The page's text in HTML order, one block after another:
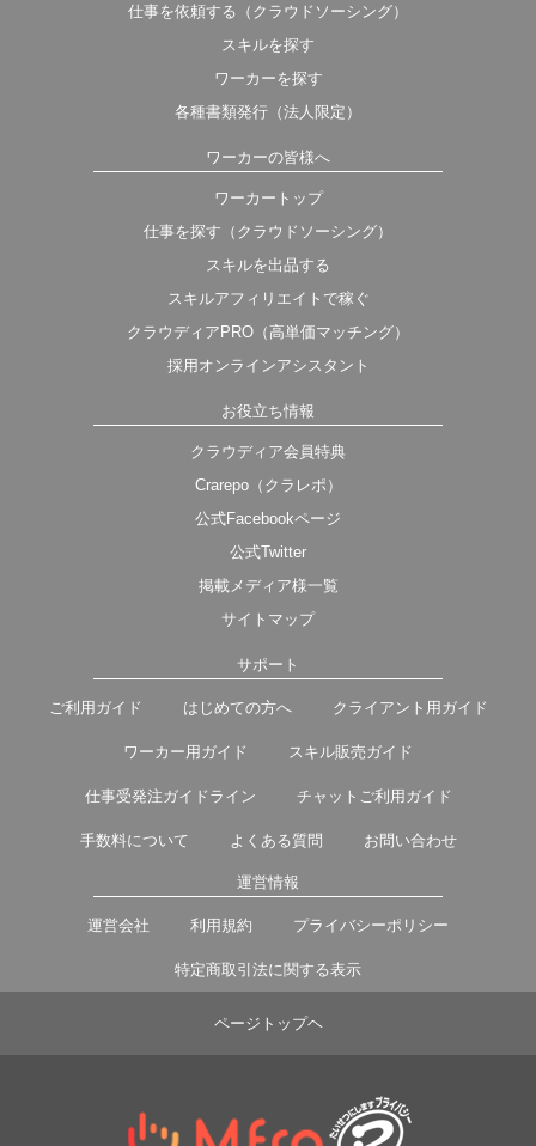
仕事を依頼する（クラウドソーシング）
スキルを探す
ワーカーを探す
各種書類発行（法人限定）
ワーカーの皆様へ
ワーカートップ
仕事を探す（クラウドソーシング）
スキルを出品する
スキルアフィリエイトで稼ぐ
クラウディアPRO（高単価マッチング）
採用オンラインアシスタント
お役立ち情報
クラウディア会員特典
Crarepo（クラレポ）
公式Facebookページ
公式Twitter
掲載メディア様一覧
サイトマップ
サポート
ご利用ガイド はじめての方へ クライアント用ガイド
ワーカー用ガイド スキル販売ガイド
仕事受発注ガイドライン チャットご利用ガイド
手数料について よくある質問 お問い合わせ
運営情報
運営会社 利用規約 プライバシーポリシー
特定商取引法に関する表示
ページトップヘ